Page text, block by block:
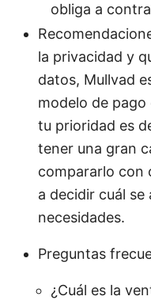
obliga a
la privacidad y
datos, Mullvad
modelo de
tu prioridad es
tener una gran
compararlo con
a decidir cuál
necesidades.
Preguntas
¿Cuál es la